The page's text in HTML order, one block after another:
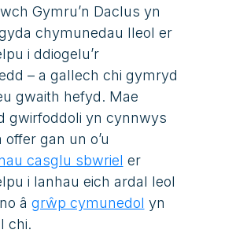
Gymru’n Daclus yn
chymunedau lleol er
i ddiogelu’r
– a gallech chi gymryd
gwaith hefyd. Mae
gwirfoddoli yn cynnwys
gan un o’u
casglu sbwriel er
i lanhau eich ardal leol
â grŵp cymunedol yn
chi.